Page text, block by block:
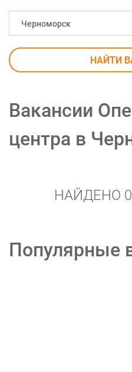
Черноморск
НАЙТИ
Вакансии
центра в
НАЙДЕНО
Популярные